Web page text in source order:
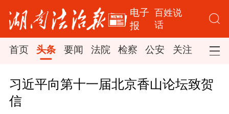
电子
报
百姓说
话
首页 头条 要闻 法院 检察 公安 关注 司法
习近平向第十一届北京香山论坛致贺
信